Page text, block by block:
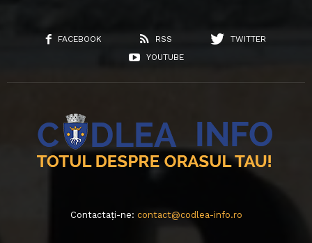
FACEBOOK RSS
TWITTER
YOUTUBE
Contactați-ne: contact@codlea-info.ro